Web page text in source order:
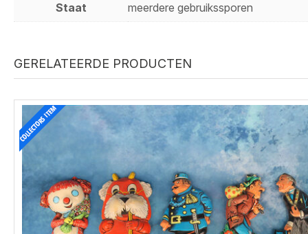
Staat
meerdere gebruikssporen
GERELATEERDE PRODUCTEN